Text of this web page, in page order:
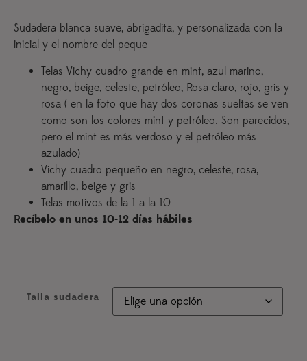
Sudadera blanca suave, abrigadita, y personalizada con la
inicial y el nombre del peque
Telas Vichy cuadro grande en mint, azul marino,
negro, beige, celeste, petróleo, Rosa claro, rojo, gris y
rosa ( en la foto que hay dos coronas sueltas se ven
como son los colores mint y petróleo. Son parecidos,
pero el mint es más verdoso y el petróleo más
azulado)
Vichy cuadro pequeño en negro, celeste, rosa,
amarillo, beige y gris
Telas motivos de la 1 a la 10
Recíbelo en unos 10-12 días hábiles
Talla sudadera